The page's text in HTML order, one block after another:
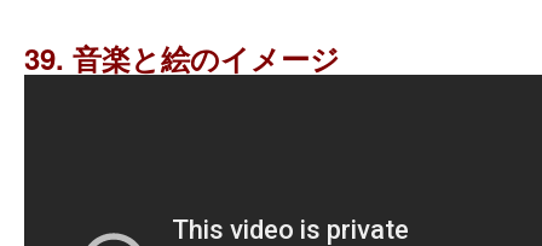
39. 音楽と絵のイメージ